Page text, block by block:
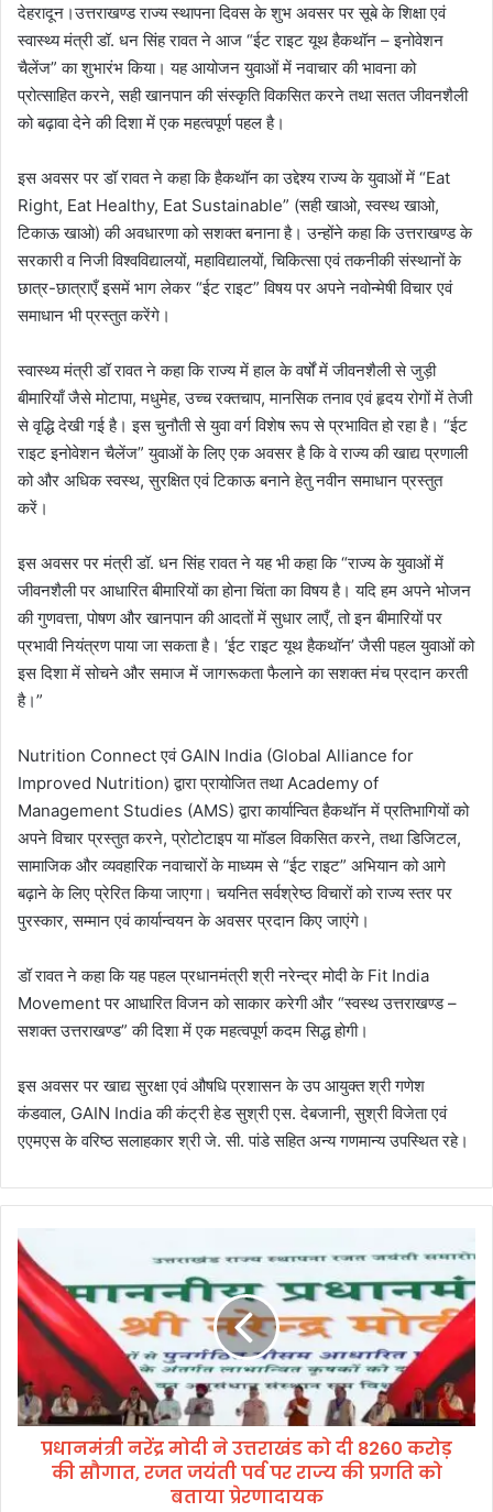
देहरादून।उत्तराखण्ड राज्य स्थापना दिवस के शुभ अवसर पर सूबे के शिक्षा एवं
स्वास्थ्य मंत्री डॉ. धन सिंह रावत ने आज “ईट राइट यूथ हैकथॉन – इनोवेशन
चैलेंज” का शुभारंभ किया। यह आयोजन युवाओं में नवाचार की भावना को
प्रोत्साहित करने, सही खानपान की संस्कृति विकसित करने तथा सतत जीवनशैली
को बढ़ावा देने की दिशा में एक महत्वपूर्ण पहल है।
इस अवसर पर डॉ रावत ने कहा कि हैकथॉन का उद्देश्य राज्य के युवाओं में “Eat
Right, Eat Healthy, Eat Sustainable” (सही खाओ, स्वस्थ खाओ,
टिकाऊ खाओ) की अवधारणा को सशक्त बनाना है। उन्होंने कहा कि उत्तराखण्ड के
सरकारी व निजी विश्वविद्यालयों, महाविद्यालयों, चिकित्सा एवं तकनीकी संस्थानों के
छात्र-छात्राएँ इसमें भाग लेकर “ईट राइट” विषय पर अपने नवोन्मेषी विचार एवं
समाधान भी प्रस्तुत करेंगे।
स्वास्थ्य मंत्री डॉ रावत ने कहा कि राज्य में हाल के वर्षों में जीवनशैली से जुड़ी
बीमारियाँ जैसे मोटापा, मधुमेह, उच्च रक्तचाप, मानसिक तनाव एवं हृदय रोगों में तेजी
से वृद्धि देखी गई है। इस चुनौती से युवा वर्ग विशेष रूप से प्रभावित हो रहा है। “ईट
राइट इनोवेशन चैलेंज” युवाओं के लिए एक अवसर है कि वे राज्य की खाद्य प्रणाली
को और अधिक स्वस्थ, सुरक्षित एवं टिकाऊ बनाने हेतु नवीन समाधान प्रस्तुत
करें।
इस अवसर पर मंत्री डॉ. धन सिंह रावत ने यह भी कहा कि “राज्य के युवाओं में
जीवनशैली पर आधारित बीमारियों का होना चिंता का विषय है। यदि हम अपने भोजन
की गुणवत्ता, पोषण और खानपान की आदतों में सुधार लाएँ, तो इन बीमारियों पर
प्रभावी नियंत्रण पाया जा सकता है। ‘ईट राइट यूथ हैकथॉन’ जैसी पहल युवाओं को
इस दिशा में सोचने और समाज में जागरूकता फैलाने का सशक्त मंच प्रदान करती
है।”
Nutrition Connect एवं GAIN India (Global Alliance for
Improved Nutrition) द्वारा प्रायोजित तथा Academy of
Management Studies (AMS) द्वारा कार्यान्वित हैकथॉन में प्रतिभागियों को
अपने विचार प्रस्तुत करने, प्रोटोटाइप या मॉडल विकसित करने, तथा डिजिटल,
सामाजिक और व्यवहारिक नवाचारों के माध्यम से “ईट राइट” अभियान को आगे
बढ़ाने के लिए प्रेरित किया जाएगा। चयनित सर्वश्रेष्ठ विचारों को राज्य स्तर पर
पुरस्कार, सम्मान एवं कार्यान्वयन के अवसर प्रदान किए जाएंगे।
डॉ रावत ने कहा कि यह पहल प्रधानमंत्री श्री नरेन्द्र मोदी के Fit India
Movement पर आधारित विजन को साकार करेगी और “स्वस्थ उत्तराखण्ड –
सशक्त उत्तराखण्ड” की दिशा में एक महत्वपूर्ण कदम सिद्ध होगी।
इस अवसर पर खाद्य सुरक्षा एवं औषधि प्रशासन के उप आयुक्त श्री गणेश
कंडवाल, GAIN India की कंट्री हेड सुश्री एस. देबजानी, सुश्री विजेता एवं
एएमएस के वरिष्ठ सलाहकार श्री जे. सी. पांडे सहित अन्य गणमान्य उपस्थित रहे।
प्र
धा
न
मं
त्री
रें
द्र
मो
प्रधानमंत्री नरेंद्र मोदी ने उत्तराखंड को दी 8260 करोड़
की सौगात, रजत जयंती पर्व पर राज्य की प्रगति को
बताया प्रेरणादायक